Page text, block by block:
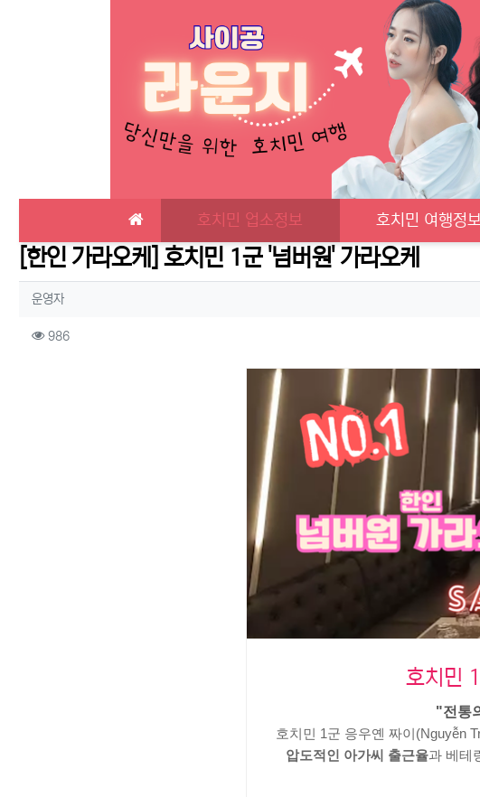
호치민 업소정보 호치민 여행정
[한인 가라오케] 호치민 1군 '넘버원' 가라오케
작성자 정보
운영자작성
컨텐츠 정보
986조회
호치민
"전통
호치민 1군 응우옌 짜이(Nguyễn
압도적인 아가씨 출근율과 베테